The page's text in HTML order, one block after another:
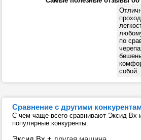
по
Сравнение с другими
С чем чаще всего сравнивают Эксид
популярные конкуренты.